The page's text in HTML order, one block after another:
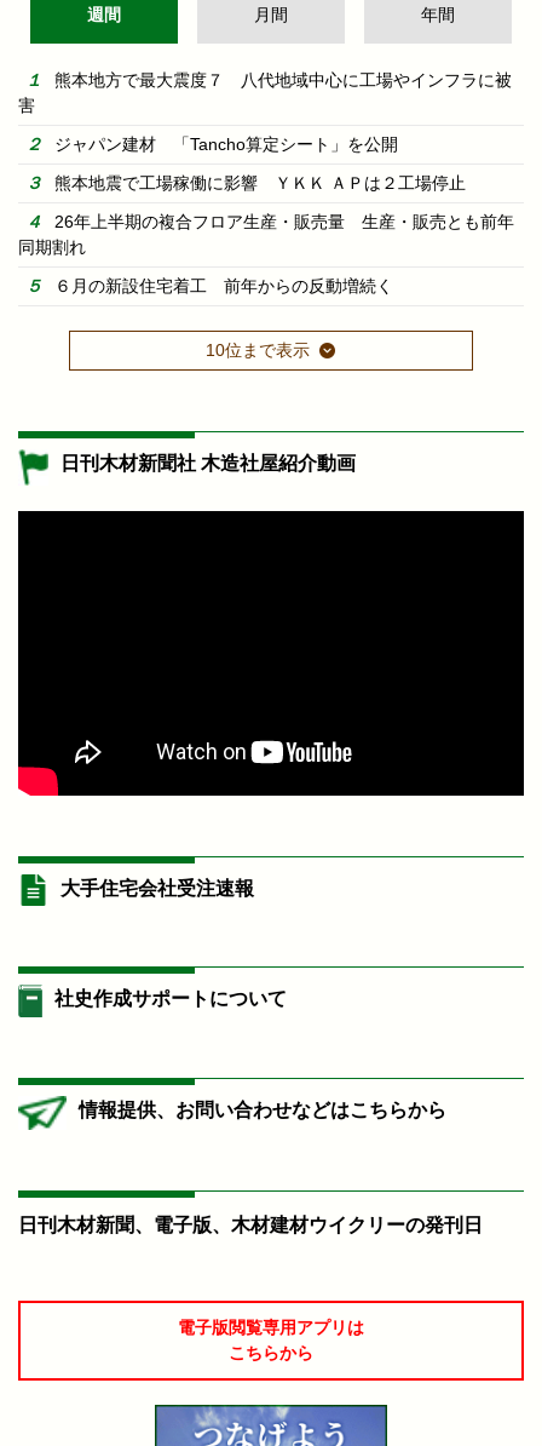
週間 月間 年間
熊本地方で最大震度７ 八代地域中心に工場やインフラに被
害
ジャパン建材 「Tancho算定シート」を公開
熊本地震で工場稼働に影響 ＹＫＫ ＡＰは２工場停止
26年上半期の複合フロア生産・販売量 生産・販売とも前年
同期割れ
６月の新設住宅着工 前年からの反動増続く
10位まで表示
日刊木材新聞社 木造社屋紹介動画
大手住宅会社受注速報
社史作成サポートについて
情報提供、お問い合わせなどはこちらから
日刊木材新聞、電子版、木材建材ウイクリーの発刊日
電子版閲覧専用アプリは
こちらから